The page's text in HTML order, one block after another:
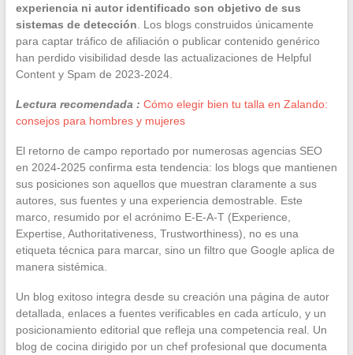
experiencia ni autor identificado son objetivo de sus
sistemas de detección . Los blogs construidos únicamente
para captar tráfico de afiliación o publicar contenido genérico
han perdido visibilidad desde las actualizaciones de Helpful
Content y Spam de 2023-2024.
Lectura recomendada : Cómo elegir bien tu talla en Zalando:
consejos para hombres y mujeres
El retorno de campo reportado por numerosas agencias SEO
en 2024-2025 confirma esta tendencia: los blogs que mantienen
sus posiciones son aquellos que muestran claramente a sus
autores, sus fuentes y una experiencia demostrable. Este
marco, resumido por el acrónimo E-E-A-T (Experience,
Expertise, Authoritativeness, Trustworthiness), no es una
etiqueta técnica para marcar, sino un filtro que Google aplica de
manera sistémica.
Un blog exitoso integra desde su creación una página de autor
detallada, enlaces a fuentes verificables en cada artículo, y un
posicionamiento editorial que refleja una competencia real. Un
blog de cocina dirigido por un chef profesional que documenta